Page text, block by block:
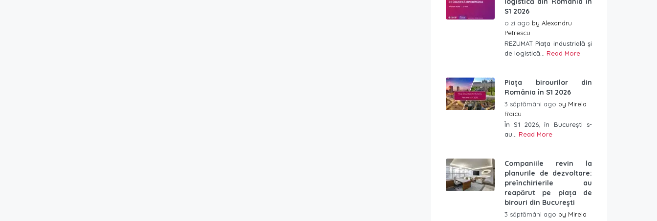
S1 2026
o zi ago by Alexandru
Petrescu
REZUMAT Piața industrială și
de logistică... Read More
Piața birourilor din
România în S1 2026
3 săptămâni ago by Mirela
Raicu
În S1 2026, în București s-
au... Read More
Companiile revin la
planurile de dezvoltare:
preînchirierile au
reapărut pe piața de
birouri din București
3 săptămâni ago by Mirela